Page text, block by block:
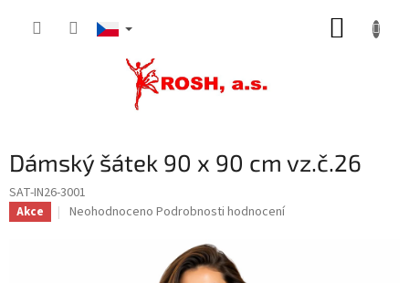
Dámský šátek 90 x 90 cm vz.č.26
SAT-IN26-3001
Akce
Průměrné
Neohodnoceno Podrobnosti hodnocení